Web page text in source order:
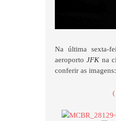
Na última sexta-
aeroportoJFKna
conferir as imagens: